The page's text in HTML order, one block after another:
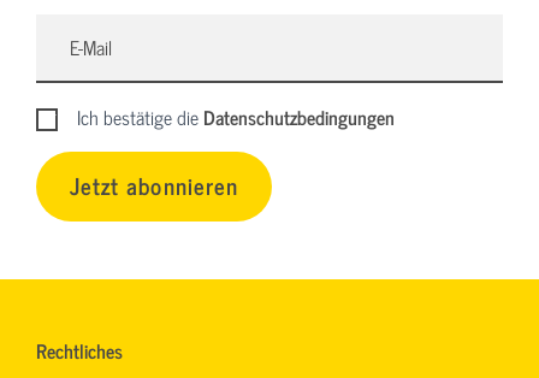
Ich bestätige dieDatenschutzbedingungen
Jetzt abonnieren
Rechtliches